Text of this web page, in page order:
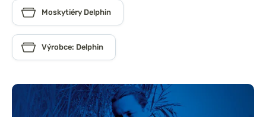
Moskytiéry Delphin
Výrobce: Delphin